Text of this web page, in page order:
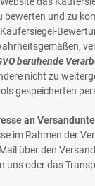
bewerten und zu
beruhende
nicht zu
gespeicherten
an
im Rahmen der
über den
uns oder das